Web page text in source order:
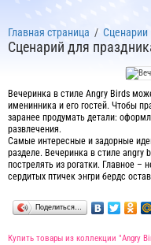
Главная страница / Сценарии
Сценарий для
Вечеринка в стиле Angry Birds
именинника и его гостей. Чтобы
заранее продумать детали:
развлечения.
Самые интересные и задорные
разделе. Вечеринка в стиле angry
пострелять из рогатки. Главное –
сердитых птичек энгри бердс
Поделиться…
Купить товары из коллекции "Angry